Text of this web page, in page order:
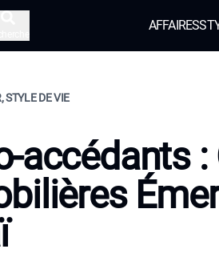
AFFAIRES
STYLE DE VIE
accédants